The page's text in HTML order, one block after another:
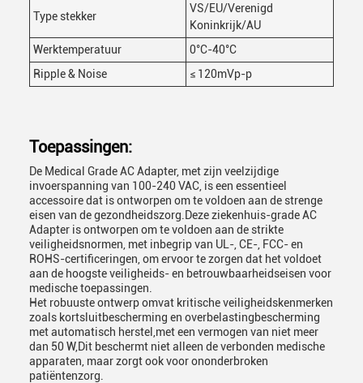
Type stekker
VS/EU/Verenigd
Koninkrijk/AU
Werktemperatuur
0°C-40°C
Ripple & Noise
≤ 120mVp-p
Toepassingen:
De Medical Grade AC Adapter, met zijn veelzijdige
invoerspanning van 100-240 VAC, is een essentieel
accessoire dat is ontworpen om te voldoen aan de strenge
eisen van de gezondheidszorg.Deze ziekenhuis-grade AC
Adapter is ontworpen om te voldoen aan de strikte
veiligheidsnormen, met inbegrip van UL-, CE-, FCC- en
ROHS-certificeringen, om ervoor te zorgen dat het voldoet
aan de hoogste veiligheids- en betrouwbaarheidseisen voor
medische toepassingen.
Het robuuste ontwerp omvat kritische veiligheidskenmerken
zoals kortsluitbescherming en overbelastingbescherming
met automatisch herstel,met een vermogen van niet meer
dan 50 W,Dit beschermt niet alleen de verbonden medische
apparaten, maar zorgt ook voor ononderbroken
patiëntenzorg.